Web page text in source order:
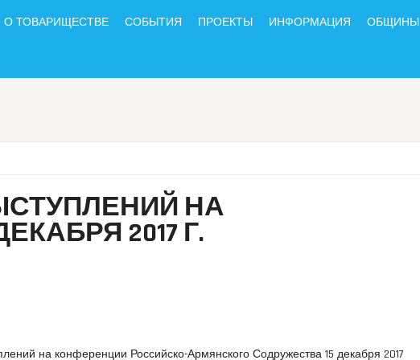
О ТОВАРИЩЕСТВЕ СОБЫТИЯ ПРОЕКТЫ ИНФОРМАЦИЯ ОБЩИНЫ
НА
2017 Г.
на конференции Российско-Армянского Содружества 15 декабря 2017